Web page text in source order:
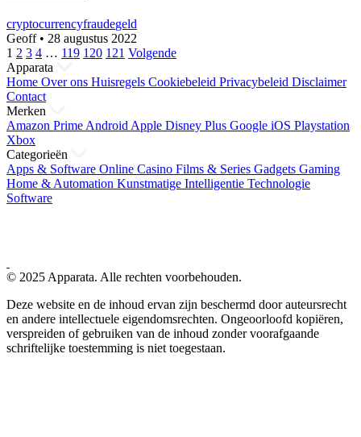
cryptocurrencyfraudegeld
Geoff• 28 augustus 2022
Berichten
paginering
1 2 3 4 … 119 120 121 Volgende
Apparata
Home Over ons Huisregels Cookiebeleid Privacybeleid Disclaimer
Contact
Merken
Amazon Prime Android Apple Disney Plus Google iOS Playstation
Xbox
Categorieën
Apps & Software Online Casino Films & Series Gadgets Gaming
Home & Automation Kunstmatige Intelligentie Technologie
Software
© 2025 Apparata. Alle rechten voorbehouden.
Deze website en de inhoud ervan zijn beschermd door auteursrecht
en andere intellectuele eigendomsrechten. Ongeoorloofd kopiëren,
verspreiden of gebruiken van de inhoud zonder voorafgaande
schriftelijke toestemming is niet toegestaan.